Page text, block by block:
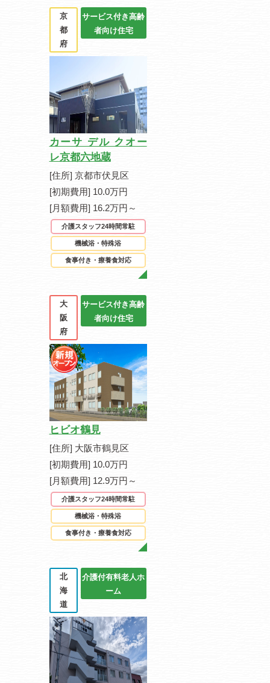
京
都
府
サービス付き高齢
者向け住宅
カーサ デル クオー
レ京都六地蔵
[住所] 京都市伏見区
[初期費用] 10.0万円
[月額費用] 16.2万円～
介護スタッフ24時間常駐
機械浴・特殊浴
食事付き・療養食対応
大
阪
府
サービス付き高齢
者向け住宅
ヒビオ鶴見
[住所] 大阪市鶴見区
[初期費用] 10.0万円
[月額費用] 12.9万円～
介護スタッフ24時間常駐
機械浴・特殊浴
食事付き・療養食対応
北
海
道
介護付有料老人ホ
ーム